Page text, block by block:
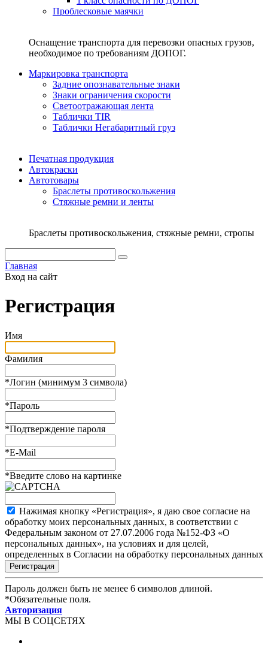
Проблесковые маячки
Оснащение транспорта для перевозки опасных грузов,
необходимое по требованиям ДОПОГ.
Маркировка транспорта
Задние опознавательные знаки
Знаки ограничения скорости
Светоотражающая лента
Таблички TIR
Таблички Негабаритный груз
Печатная продукция
Автокраски
Автотовары
Браслеты противоскольжения
Стяжныe ремни и ленты
Браслеты противоскольжения, стяжные ремни, стропы
Главная
Вход на сайт
Регистрация
Имя
Фамилия
*Логин (минимум 3 символа)
*Пароль
*Подтверждение пароля
*E-Mail
*Введите слово на картинке
Нажимая кнопку «Регистрация», я даю свое согласие на
обработку моих персональных данных, в соответствии с
Федеральным законом от 27.07.2006 года №152-ФЗ «О
персональных данных», на условиях и для целей,
определенных в Согласии на обработку персональных данных
Пароль должен быть не менее 6 символов длиной.
*Обязательные поля.
Авторизация
МЫ В СОЦСЕТЯХ